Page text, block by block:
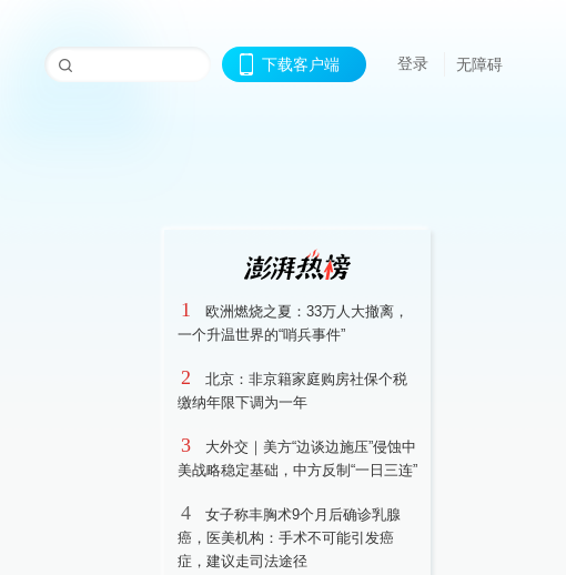
下载客户端 登录 无障碍
1
欧洲燃烧之夏：33万人大撤离，
一个升温世界的“哨兵事件”
2
北京：非京籍家庭购房社保个税
缴纳年限下调为一年
3
大外交｜美方“边谈边施压”侵蚀中
美战略稳定基础，中方反制“一日三连”
4
女子称丰胸术9个月后确诊乳腺
癌，医美机构：手术不可能引发癌
症，建议走司法途径